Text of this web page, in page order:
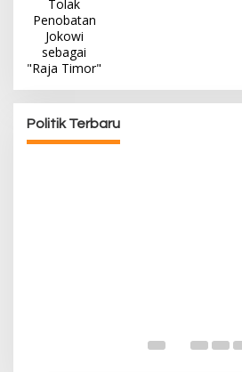
Politik Terbaru
Terima Bantuan Sembako dari
Di Berita, Berita Daerah, Ekonomi, Lainnya,